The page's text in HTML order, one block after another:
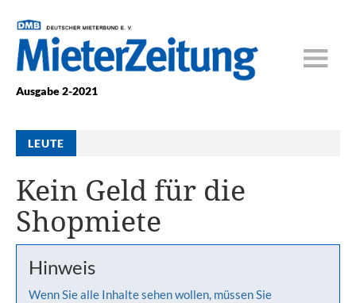
Ausgabe 2-2021
LEUTE
Kein Geld für die
Shopmiete
Hinweis
Wenn Sie alle Inhalte sehen wollen, müssen Sie